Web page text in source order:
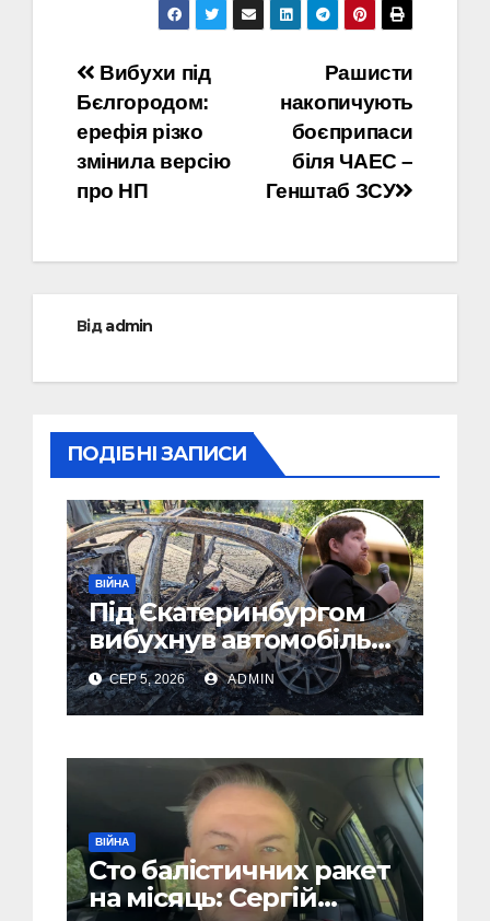
Навігація
записів
Рашисти
накопичують
боєприпаси
біля ЧАЕС –
Генштаб ЗСУ
Вибухи під
Бєлгородом:
ерефія різко
змінила версію
про НП
Відadmin
ПОДІБНІ ЗАПИСИ
ВІЙНА
Під Єкатеринбургом
вибухнув автомобіль
голови компанії-
виробника дронів
“Упир” – перші
СЕР 5, 2026 ADMIN
ВІЙНА
Сто балістичних ракет
на місяць: Сергій